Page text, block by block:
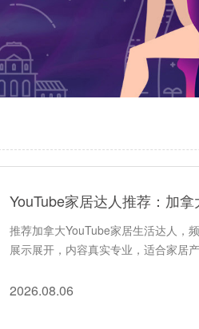
YouTube家居达人推荐：加
推荐加拿大YouTube家居生活达人，
展示展开，内容真实专业，适合家居
2026.08.06